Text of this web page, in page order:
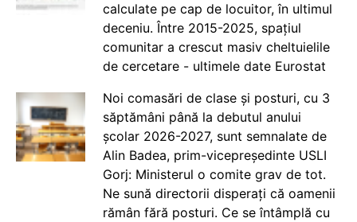
calculate pe cap de locuitor, în ultimul
deceniu. Între 2015-2025, spațiul
comunitar a crescut masiv cheltuielile
de cercetare - ultimele date Eurostat
Noi comasări de clase și posturi, cu 3
săptămâni până la debutul anului
școlar 2026-2027, sunt semnalate de
Alin Badea, prim-vicepreședinte USLI
Gorj: Ministerul o comite grav de tot.
Ne sună directorii disperați că oamenii
rămân fără posturi. Ce se întâmplă cu